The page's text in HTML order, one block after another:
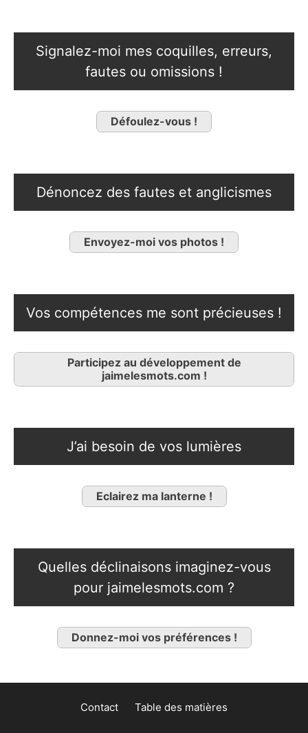
Signalez-moi mes coquilles, erreurs,
fautes ou omissions !
Défoulez-vous !
Dénoncez des fautes et anglicismes
Envoyez-moi vos photos !
Vos compétences me sont précieuses !
Participez au développement de
jaimelesmots.com !
J’ai besoin de vos lumières
Eclairez ma lanterne !
Quelles déclinaisons imaginez-vous
pour jaimelesmots.com ?
Donnez-moi vos préférences !
Contact Table des matières